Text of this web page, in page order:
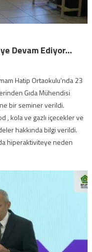
Devam Ediyor…
Hatip Ortaokulu’nda 23
Gıda Mühendisi
bir seminer verildi.
, kola ve gazlı içecekler ve
hakkında bilgi verildi.
hiperaktiviteye neden